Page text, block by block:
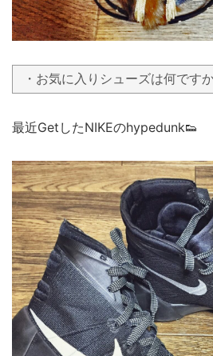
・お気に入りシューズは何です
最近GetしたNIKEのhypedunk👟